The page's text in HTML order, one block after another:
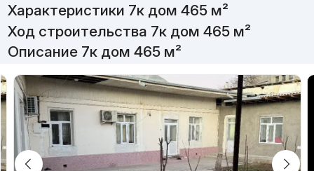
Характеристики 7к дом 465 м²
Ход строительства 7к дом 465 м²
Описание 7к дом 465 м²